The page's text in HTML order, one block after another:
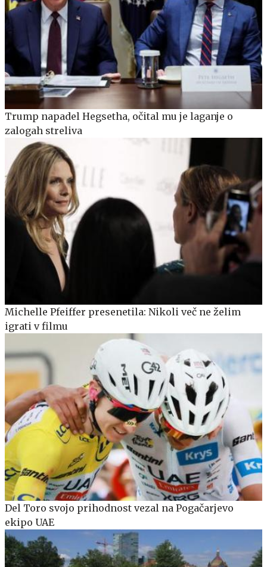
Trump napadel Hegsetha, očital mu je laganje o
zalogah streliva
Michelle Pfeiffer presenetila: Nikoli več ne želim
igrati v filmu
Del Toro svojo prihodnost vezal na Pogačarjevo
ekipo UAE